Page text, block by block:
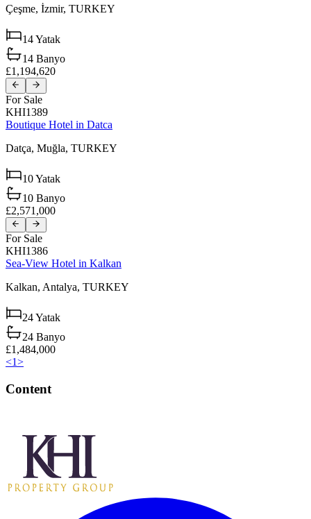
Çeşme, İzmir, TURKEY
14Yatak
14 Banyo
£1,194,620
For Sale
KHI1389
Boutique Hotel in Datca
Datça, Muğla, TURKEY
10Yatak
10 Banyo
£2,571,000
For Sale
KHI1386
Sea-View Hotel in Kalkan
Kalkan, Antalya, TURKEY
24Yatak
24 Banyo
£1,484,000
<1>
Content